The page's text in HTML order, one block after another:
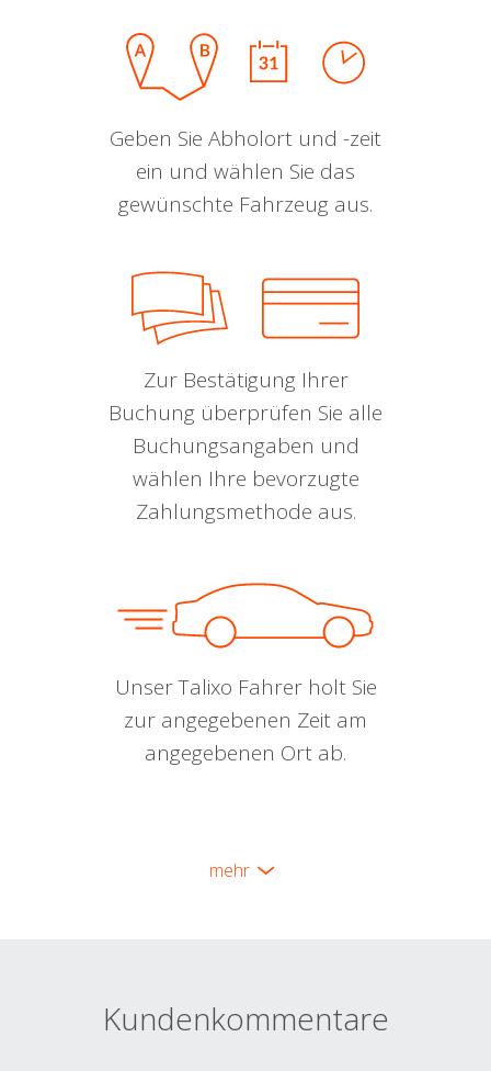
Geben Sie Abholort und -zeit
ein und wählen Sie das
gewünschte Fahrzeug aus.
Zur Bestätigung Ihrer
Buchung überprüfen Sie alle
Buchungsangaben und
wählen Ihre bevorzugte
Zahlungsmethode aus.
Unser Talixo Fahrer holt Sie
zur angegebenen Zeit am
angegebenen Ort ab.
mehr
Kundenkommentare